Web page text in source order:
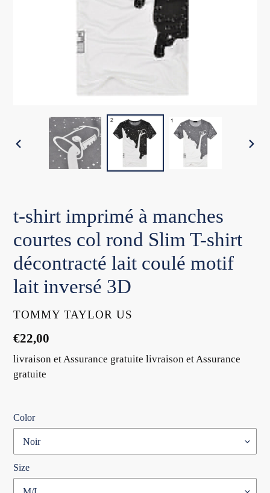
DIAPOSITIVE
PRÉCÉDENTE
t-shirt imprimé à manches
courtes col rond Slim T-shirt
décontracté lait coulé motif
lait inversé 3D
DISTRIBUTEUR
TOMMY TAYLOR US
Prix
normal
€22,00
livraison et Assurance gratuite livraison et Assurance
gratuite
Color
Size